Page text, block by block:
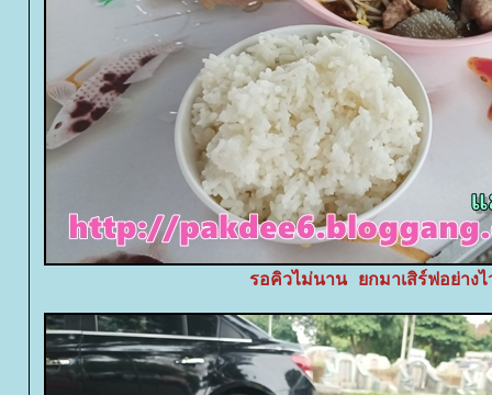
รอคิวไม่นาน ยกมาเสิร์ฟอย่างไ